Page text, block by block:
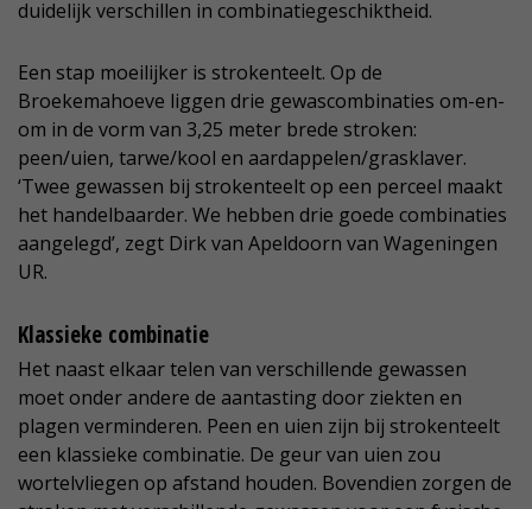
duidelijk verschillen in combinatiegeschiktheid.
Een stap moeilijker is strokenteelt. Op de
Broekemahoeve liggen drie gewascombinaties om-en-
om in de vorm van 3,25 meter brede stroken:
peen/uien, tarwe/kool en aardappelen/grasklaver.
‘Twee gewassen bij strokenteelt op een perceel maakt
het handelbaarder. We hebben drie goede combinaties
aangelegd’, zegt Dirk van Apeldoorn van Wageningen
UR.
Klassieke combinatie
Het naast elkaar telen van verschillende gewassen
moet onder andere de aantasting door ziekten en
plagen verminderen. Peen en uien zijn bij strokenteelt
een klassieke combinatie. De geur van uien zou
wortelvliegen op afstand houden. Bovendien zorgen de